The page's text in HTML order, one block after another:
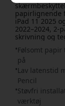
papirlignende
iPad 11 2025
2022–2024, 2-
skrivning og
Følsomt papir
på
Lav latenstid
Pencil
Støvfri
værktøj